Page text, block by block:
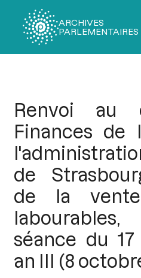
ARCHIVES
PARLEMENTAIRES
Renvoi au
Finances de
de
de la
séance du
an III (8